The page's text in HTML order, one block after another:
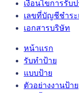
เงื่อนไขการรับ
เลขที่บัญชีชำระ
เอกสารบริษัท
หน้าแรก
รับทำป้าย
แบบป้าย
ตัวอย่างงานป้าย